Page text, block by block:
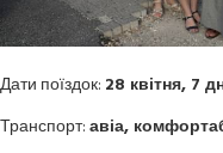
Дати поїздок: 28 квітня, 7
Транспорт:авіа,